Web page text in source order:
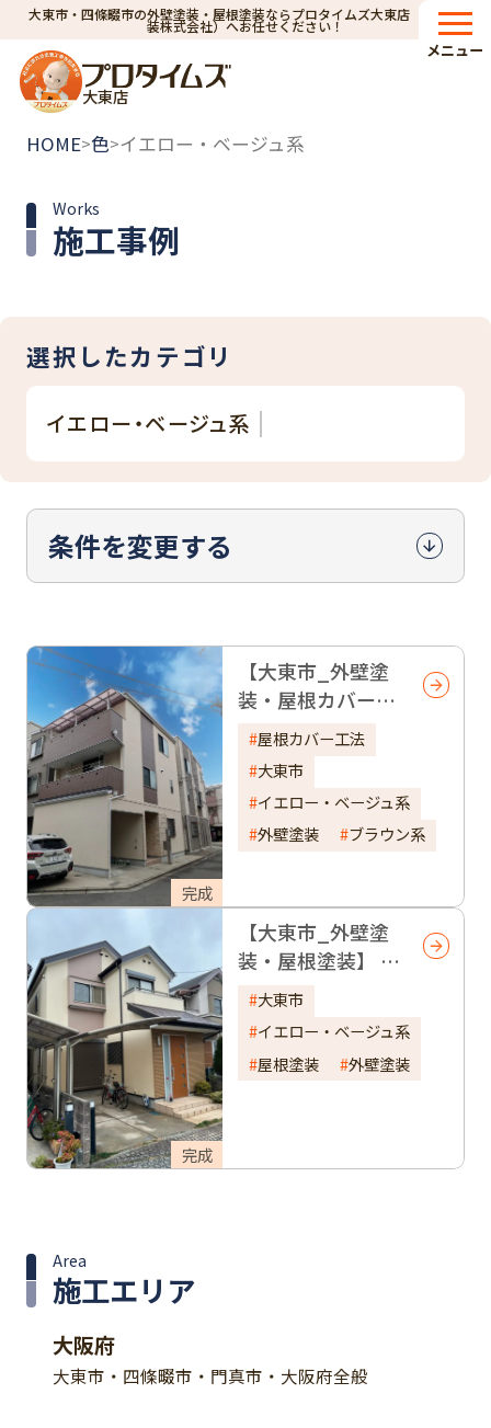
大東市・四條畷市の外壁塗装・屋根塗装ならプロタイムズ大東店（小林建
装株式会社）へお任せください！
大東店
メニュー
HOME>色>イエロー・ベージュ系
施工事例
Works
選択したカテゴリ
イエロー・ベージュ系
条件を変更する
完成
【大東市_外壁塗
装・屋根カバー工
法】 ブラウン＆ベ
ージュの組み合わ
せががおしゃれ！
屋根カバー工法
大東市
イエロー・ベージュ系
外壁塗装
ブラウン系
完成
【大東市_外壁塗
装・屋根塗装】 人
気のベージュでス
タイリッシュに！
大東市
イエロー・ベージュ系
屋根塗装
外壁塗装
施工エリア
Area
大阪府
大東市・四條畷市・門真市・大阪府全般